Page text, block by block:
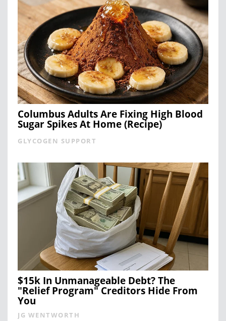
Columbus Adults Are Fixing High Blood
Sugar Spikes At Home (Recipe)
GLYCOGEN SUPPORT
$15k In Unmanageable Debt? The
"Relief Program" Creditors Hide From
You
JG WENTWORTH